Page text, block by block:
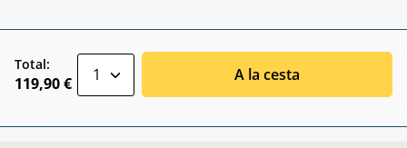
Total:
119,90 € A la cesta